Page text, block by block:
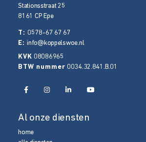
Stationsstraat 25
8161 CP Epe
T: 0578-67 67 67
E:info@koppelswoe.nl
KVK 08086965
BTW nummer 0034.32.841.B.01
Al onze diensten
home